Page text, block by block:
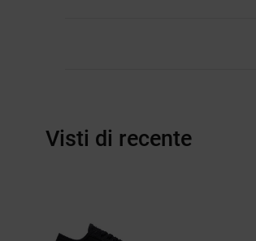
Visti di recente